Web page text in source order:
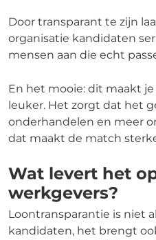
Door transparant te zijn
organisatie kandidaten
mensen aan die echt
En het mooie: dit maakt
leuker. Het zorgt dat het
onderhandelen en meer
dat maakt de match
Wat levert het
werkgevers?
Loontransparantie is niet
kandidaten, het brengt